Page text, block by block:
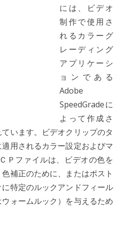
には、ビデオ
制作で使用さ
れるカラーグ
レーディング
アプリケーシ
ョンである
Adobe
SpeedGradeに
よって作成さ
います。ビデオクリップのタ
用されるカラー設定およびマ
Ｐファイルは、ビデオの色を
補正のために、またはポスト
特定のルックアンドフィール
ウォームルック）を与えるため